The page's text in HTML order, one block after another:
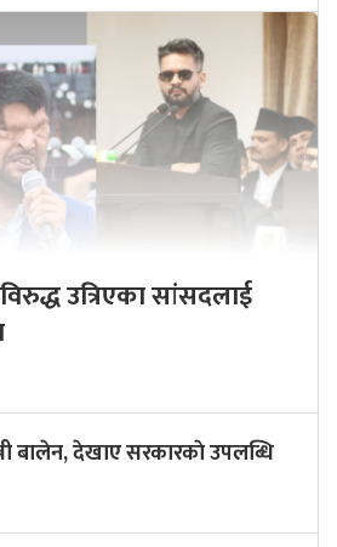
उत्रिएका सांसदलाई
बालेन, देखाए सरकारकाे उपलब्धि